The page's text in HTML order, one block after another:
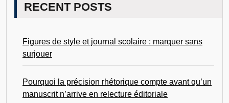
RECENT POSTS
Figures de style et journal scolaire : marquer sans
surjouer
Pourquoi la précision rhétorique compte avant qu’un
manuscrit n’arrive en relecture éditoriale